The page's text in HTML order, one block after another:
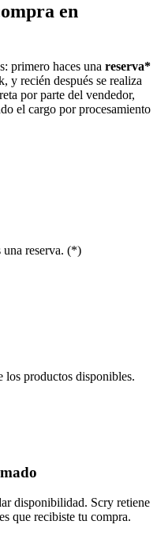
en
primero haces una reserva*
y recién después se realiza
por parte del vendedor,
el cargo por procesamiento
una reserva. (*)
los productos disponibles.
disponibilidad. Scry retiene
que recibiste tu compra.